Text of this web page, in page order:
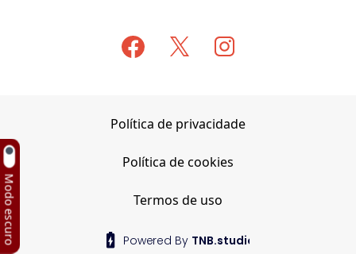
Modo escuro
Política de privacidade
Política de cookies
Termos de uso
Powered By TNB.studio